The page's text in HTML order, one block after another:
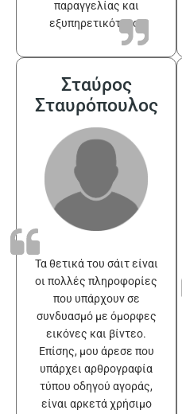
παραγγελίας και
εξυπηρετικότατοι
Σταύρος
Σταυρόπουλος
Τα θετικά του σάιτ είναι
οι πολλές πληροφορίες
που υπάρχουν σε
συνδυασμό με όμορφες
εικόνες και βίντεο.
Επίσης, μου άρεσε που
υπάρχει αρθρογραφία
τύπου οδηγού αγοράς,
είναι αρκετά χρήσιμο